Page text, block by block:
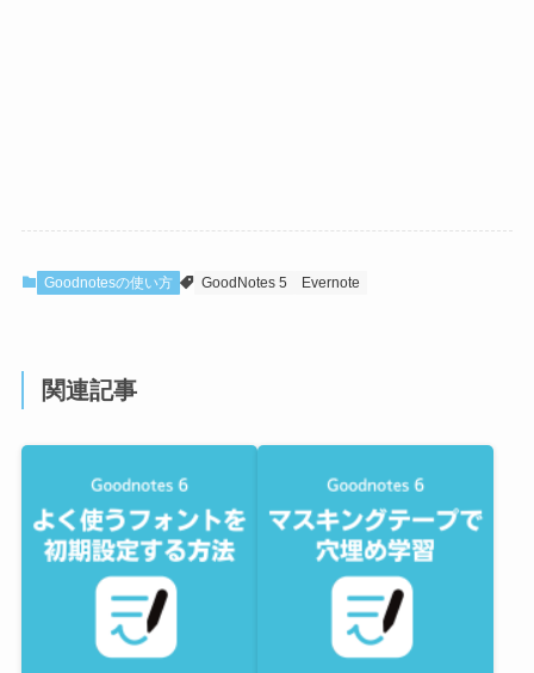
Goodnotesの使い方 GoodNotes 5 Evernote
関連記事